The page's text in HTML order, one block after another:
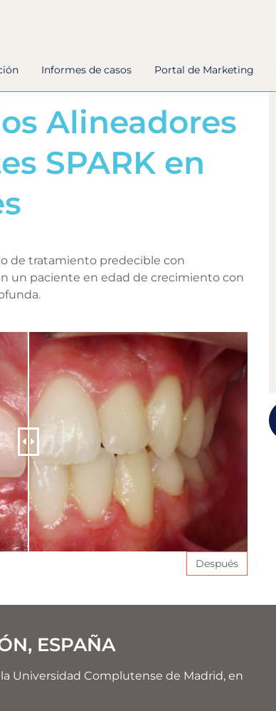
Informes de casos Portal de Marketing
Alineadores
SPARK en
de tratamiento predecible con
un paciente en edad de crecimiento con
Después
ESPAÑA
Universidad Complutense de Madrid, en